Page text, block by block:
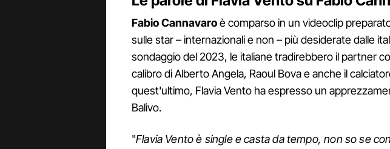
Fabio Cannavaroè comparso in un videoclip
sulle star – internazionali e non – più desiderate dalle
sondaggio del 2023, le italiane tradirebbero il partner
calibro di Alberto Angela, Raoul Bova e anche il
quest'ultimo, Flavia Vento ha espresso un
Balivo.
"Flavia Vento è single e casta da tempo, non so se